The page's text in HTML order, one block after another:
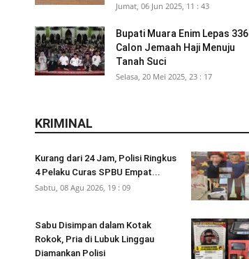
Jumat, 06 Jun 2025, 11 : 43
Bupati Muara Enim Lepas 336
Calon Jemaah Haji Menuju
Tanah Suci
Selasa, 20 Mei 2025, 23 : 17
KRIMINAL
Kurang dari 24 Jam, Polisi Ringkus
4 Pelaku Curas SPBU Empat...
Sabtu, 08 Agu 2026, 19 : 09
Sabu Disimpan dalam Kotak
Rokok, Pria di Lubuk Linggau
Diamankan Polisi